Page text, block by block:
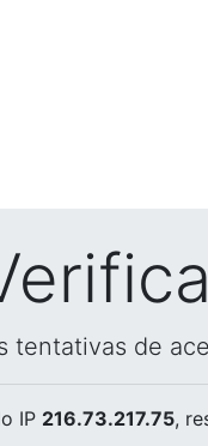
tentativas de
IP 216.73.217.75,